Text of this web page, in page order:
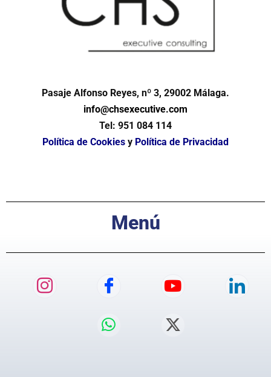
Pasaje Alfonso Reyes, nº 3, 29002 Málaga.
info@chsexecutive.com
Tel: 951 084 114
Política de Cookies y Política de Privacidad
Menú